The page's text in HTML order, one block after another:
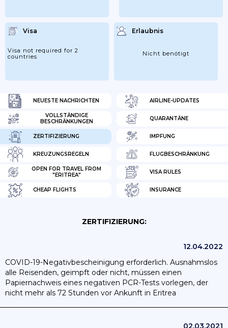
NEUESTE NACHRICHTEN AIRLINE-UPDATES
VOLLSTÄNDIGE
BESCHRÄNKUNGEN
QUARANTÄNE
ZERTIFIZIERUNG IMPFUNG
KREUZUNGSREGELN FLUGBESCHRÄNKUNG
OPEN FOR TRAVEL FROM
"ERITREA"
VISA RULES
CHEAP FLIGHTS INSURANCE
Visa
Visa not required for 2
countries
Erlaubnis
Nicht benötigt
ZERTIFIZIERUNG:
12.04.2022
COVID-19-Negativbescheinigung erforderlich. Ausnahmslos
alle Reisenden, geimpft oder nicht, müssen einen
Papiernachweis eines negativen PCR-Tests vorlegen, der
nicht mehr als 72 Stunden vor Ankunft in Eritrea
02.03.2021